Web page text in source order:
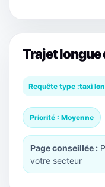
Trajet longue
Requête type :taxi
Priorité : Moyenne
Page conseillée :
votre secteur